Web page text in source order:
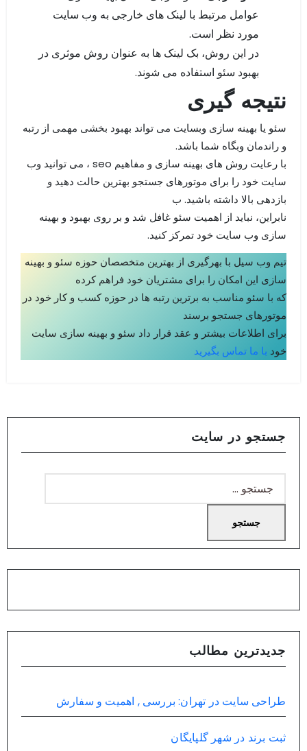
عوامل مرتبط با لینک های خارجی به وب سایت
مورد نظر است.
در این روش، بک لینک ها به عنوان روش موثری در
بهبود سئو استفاده می شوند.
نتیجه گیری
سئو یا بهینه سازی وبسایت می تواند بهبود بخشی مهمی از رتبه
و راندمان وبگاه شما باشد.
با رعایت روش های بهینه سازی و مفاهیم seo ، می توانید وب
سایت خود را برای موتورهای جستجو بهترین حالت دهید و
بازدهی بالا داشته باشید. ب
نابراین، نباید از اهمیت سئو غافل شد و بر روی بهبود و بهینه
سازی وب سایت خود تمرکز کنید.
تیم وب سیل با بهرگیری از بهترین متخصصان حوزه سئو و بهینه
سازی این امکان را برای مشتریان خود فراهم کرده
که با سئو مناسب به برترین رتبه ها در حوزه کسب و کار خود در
موتورهای جستجو برسند
برای اطلاعات بیشتر و عقد قرار داد سئو و بهینه سازی سایت
خود با ما تماس بگیرید
جستجو در سایت
برای:
جدیدترین مطالب
طراحی سایت در تهران: بررسی , اهمیت و سفارش
ثبت برند در شهر گلپایگان